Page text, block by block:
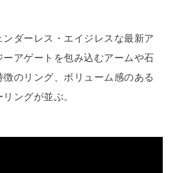
ダーレス・エイジレスな最新ア
アゲートを包み込むアームや石
のリング、ボリューム感のある
ングが並ぶ。